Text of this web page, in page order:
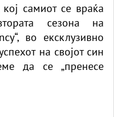
самиот се враќа
сезона на
во ексклузивно
на својот син
да се „пренесе